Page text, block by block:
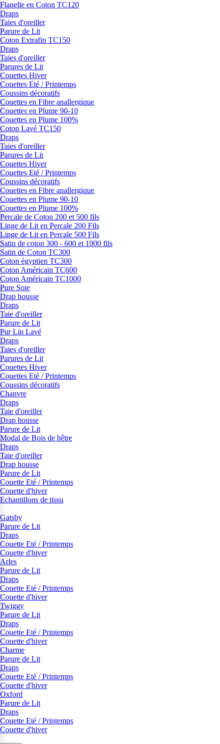
Flanelle en Coton TC120
Draps
Taies d'oreiller
Parure de Lit
Coton Extrafin TC150
Draps
Taies d'oreiller
Parures de Lit
Couettes Hiver
Couettes Eté / Printemps
Coussins décoratifs
Couettes en Fibre anallergique
Couettes en Plume 90-10
Couettes en Plume 100%
Coton Lavé TC150
Draps
Taies d'oreiller
Parures de Lit
Couettes Hiver
Couettes Eté / Printemps
Coussins décoratifs
Couettes en Fibre anallergique
Couettes en Plume 90-10
Couettes en Plume 100%
Percale de Coton 200 et 500 fils
Linge de Lit en Percale 200 Fils
Linge de Lit en Percale 500 Fils
Satin de coton 300 - 600 et 1000 fils
Satin de Coton TC300
Coton égyptien TC300
Coton Américain TC600
Coton Américain TC1000
Pure Soie
Drap housse
Draps
Taie d'oreiller
Parure de Lit
Pur Lin Lavé
Draps
Taies d'oreiller
Parures de Lit
Couettes Hiver
Couettes Eté / Printemps
Coussins décoratifs
Chanvre
Draps
Taie d'oreiller
Drap housse
Parure de Lit
Modal de Bois de hêtre
Draps
Taie d'oreiller
Drap housse
Parure de Lit
Couette Eté / Printemps
Couette d'hiver
Echantillons de tissu
Gatsby
Parure de Lit
Draps
Couette Eté / Printemps
Couette d'hiver
Arles
Parure de Lit
Draps
Couette Eté / Printemps
Couette d'hiver
Twiggy
Parure de Lit
Draps
Couette Eté / Printemps
Couette d'hiver
Charme
Parure de Lit
Draps
Couette Eté / Printemps
Couette d'hiver
Oxford
Parure de Lit
Draps
Couette Eté / Printemps
Couette d'hiver